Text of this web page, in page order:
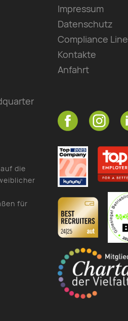
die
für
Impressum
Datenschutz
Compliance Line
Kontakte
Anfahrt